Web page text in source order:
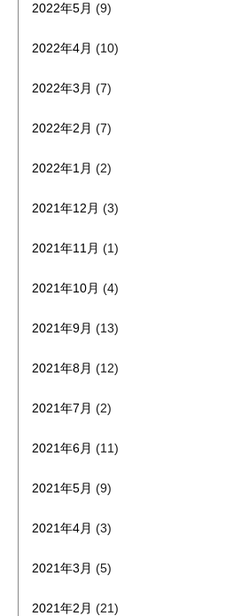
2022年5月 (9)
2022年4月 (10)
2022年3月 (7)
2022年2月 (7)
2022年1月 (2)
2021年12月 (3)
2021年11月 (1)
2021年10月 (4)
2021年9月 (13)
2021年8月 (12)
2021年7月 (2)
2021年6月 (11)
2021年5月 (9)
2021年4月 (3)
2021年3月 (5)
2021年2月 (21)